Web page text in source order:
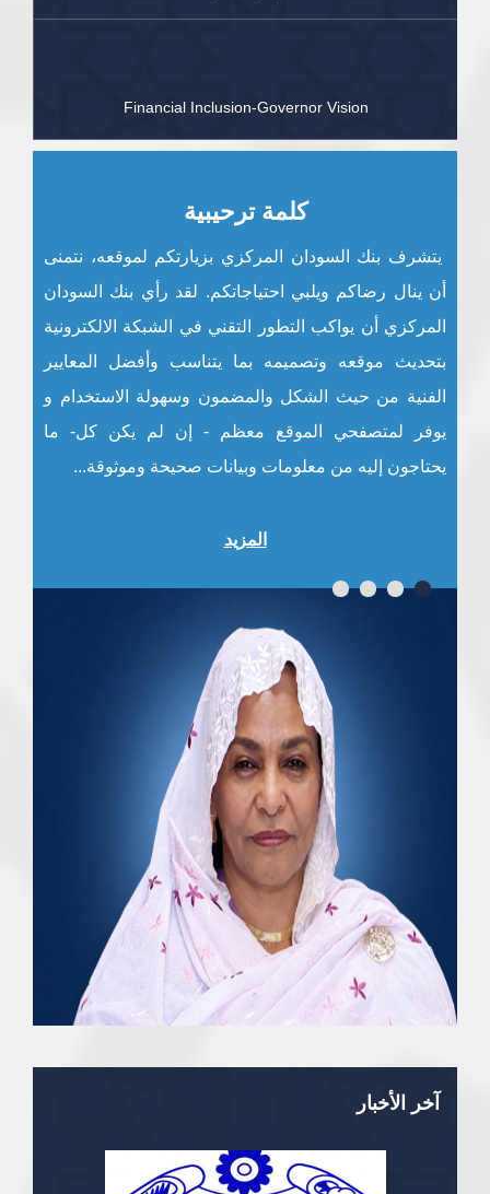
Financial Inclusion-Governor Vision
كلمة ترحيبية
يتشرف بنك السودان المركزي بزيارتكم لموقعه، نتمنى
أن ينال رضاكم ويلبي احتياجاتكم. لقد رأي بنك السودان
المركزي أن يواكب التطور التقني في الشبكة الالكترونية
بتحديث موقعه وتصميمه بما يتناسب وأفضل المعايير
الفنية من حيث الشكل والمضمون وسهولة الاستخدام و
يوفر لمتصفحي الموقع معظم - إن لم يكن كل- ما
يحتاجون إليه من معلومات وبيانات صحيحة وموثوقة...
المزيد
آخر الأخبار